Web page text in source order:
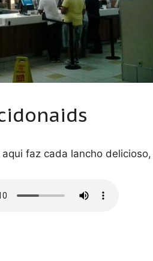
faz cada lancho